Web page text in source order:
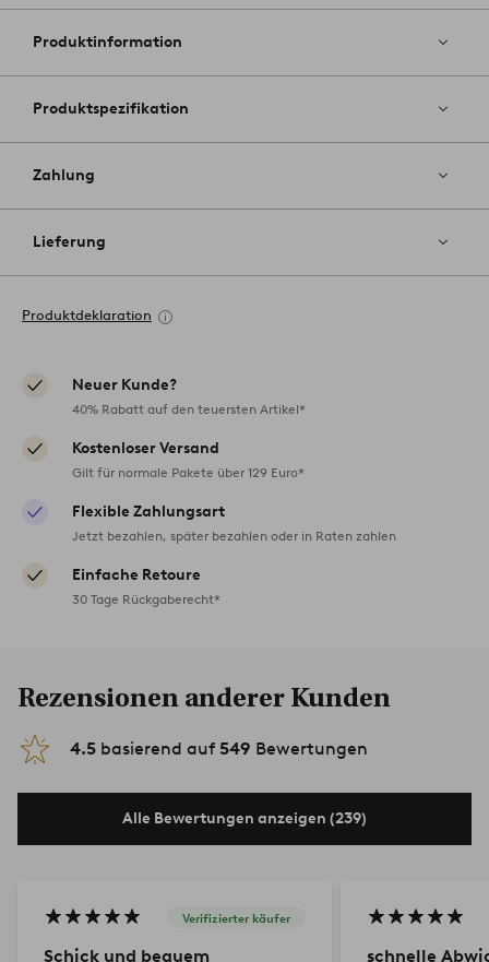
Favoriten
Produktinformation
Produktspezifikation
Zahlung
Lieferung
Produktdeklaration
Neuer Kunde?
40% Rabatt auf den teuersten Artikel*
Kostenloser Versand
Gilt für normale Pakete über 129 Euro*
Flexible Zahlungsart
Jetzt bezahlen, später bezahlen oder in Raten zahlen
Einfache Retoure
30 Tage Rückgaberecht*
Rezensionen anderer Kunden
4.5 basierend auf 549 Bewertungen
Alle Bewertungen anzeigen (239)
Verifizierter käufer
Schick und bequem schnelle